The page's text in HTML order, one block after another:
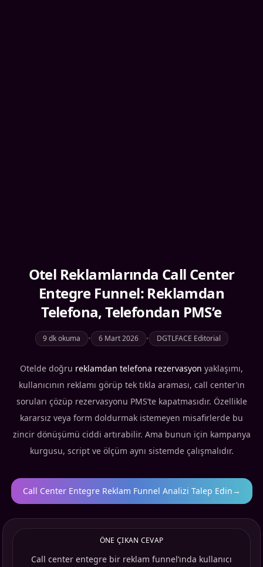
Otel Reklamlarında Call Center
Entegre Funnel: Reklamdan
Telefona, Telefondan PMS’e
9 dk okuma • 6 Mart 2026 • DGTLFACE Editorial
Otelde doğru reklamdan telefona rezervasyon yaklaşımı,
kullanıcının reklamı görüp tek tıkla araması, call center’ın
soruları çözüp rezervasyonu PMS’te kapatmasıdır. Özellikle
kararsız veya form doldurmak istemeyen misafirlerde bu
zincir dönüşümü ciddi artırabilir. Ama bunun için kampanya
kurgusu, script ve ölçüm aynı sistemde çalışmalıdır.
Call Center Entegre Reklam Funnel Analizi Talep Edin→
ÖNE ÇIKAN CEVAP
Call center entegre bir reklam funnel’ında kullanıcı